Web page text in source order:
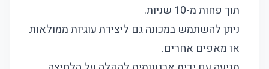
תוך פחות מ-10 שניות.
ניתן להשתמש במכונה גם ליצירת עוגיות ממולאות
או מאפים אחרים.